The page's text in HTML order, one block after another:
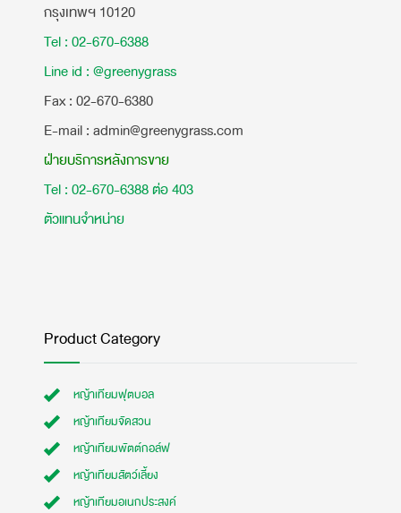
กรุงเทพฯ 10120
Tel : 02-670-6388
Line id : @greenygrass
​Fax : 02-670-6380
E-mail : admin@greenygrass.com
ฝ่ายบริการหลังการขาย
Tel : 02-670-6388 ต่อ 403
ตัวแทนจำหน่าย
Product Category
หญ้าเทียมฟุตบอล
หญ้าเทียมจัดสวน
หญ้าเทียมพัตต์กอล์ฟ
หญ้าเทียมสัตว์เลี้ยง
หญ้าเทียมอเนกประสงค์